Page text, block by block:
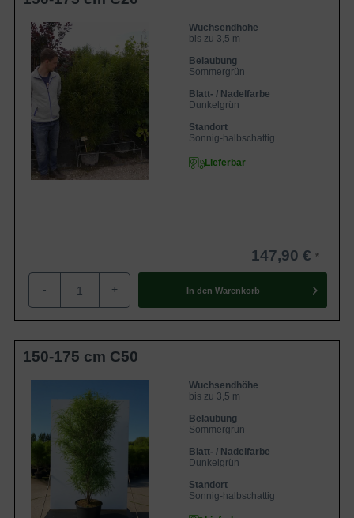
Wuchsendhöhe
bis zu 3,5 m
Belaubung
Sommergrün
Blatt- / Nadelfarbe
Dunkelgrün
Standort
Sonnig-halbschattig
Lieferbar
147,90 €
- + In den Warenkorb
150-175 cm C50
Wuchsendhöhe
bis zu 3,5 m
Belaubung
Sommergrün
Blatt- / Nadelfarbe
Dunkelgrün
Standort
Sonnig-halbschattig